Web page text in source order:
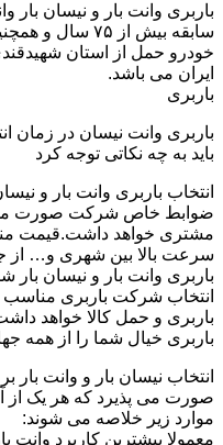
باربری وانت بار و نیسان بار
سابقه بیش از ۷۵
خودرو حمل از استان
ایران می باشد.
باربری
باربری وانت نیسان در زمان
باید به چه نکاتی توجه کرد
انتخاب باربری وانت بار و
ضوابط خاص شرکت صورت
مشتری خواهد داشت.قیمت
سرعت بالا بین شهری و… از
باربری وانت بار و نیسان بار
انتخاب شرکت باربری
باربری و حمل کالا خواهد
باربری خیال شما را از همه
انتخاب نیسان بار و وانت بار
صورت می پذیرد که هر یک از
موارد زیر خلاصه می شوند:
معمولا بیشترین کاربرد